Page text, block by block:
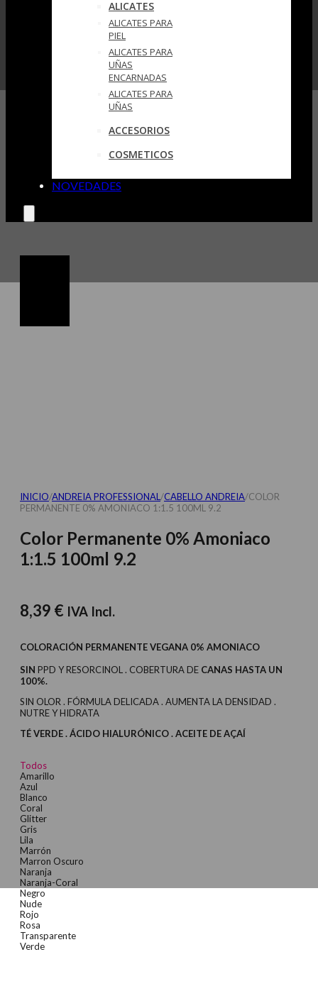
ALICATES
ALICATES PARA
PIEL
ALICATES PARA
UÑAS
ENCARNADAS
ALICATES PARA
UÑAS
ACCESORIOS
COSMETICOS
NOVEDADES
INICIO/ANDREIA PROFESSIONAL /CABELLO ANDREIA/COLOR
PERMANENTE 0% AMONIACO 1:1.5 100ML 9.2
Color Permanente 0% Amoniaco
1:1.5 100ml 9.2
8,39 € IVA Incl.
COLORACIÓN PERMANENTE VEGANA 0% AMONIACO
SIN PPD Y RESORCINOL . COBERTURA DE CANAS HASTA UN
100%.
SIN OLOR . FÓRMULA DELICADA . AUMENTA LA DENSIDAD .
NUTRE Y HIDRATA
TÉ VERDE . ÁCIDO HIALURÓNICO . ACEITE DE AÇAÍ
Todos
Amarillo
Azul
Blanco
Coral
Glitter
Gris
Lila
Marrón
Marron Oscuro
Naranja
Naranja-Coral
Negro
Nude
Rojo
Rosa
Transparente
Verde